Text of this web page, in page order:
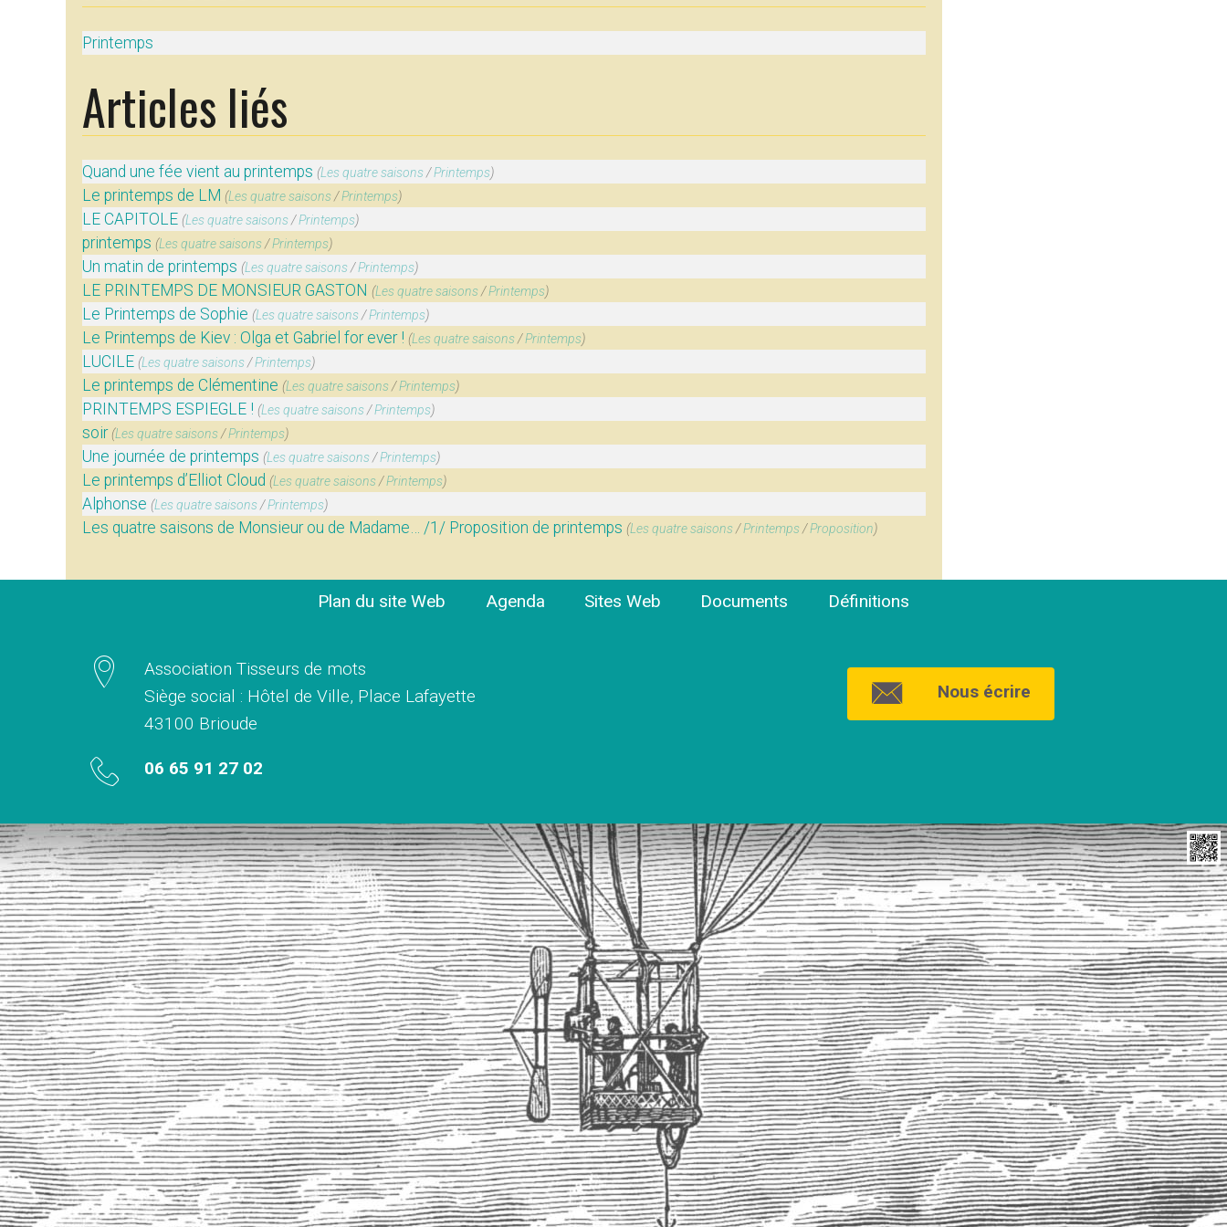
Printemps
Articles liés
Quand une fée vient au printemps (Les quatre saisons/Printemps)
Le printemps de LM (Les quatre saisons/Printemps)
LE CAPITOLE (Les quatre saisons/Printemps)
printemps (Les quatre saisons/Printemps)
Un matin de printemps (Les quatre saisons/Printemps)
LE PRINTEMPS DE MONSIEUR GASTON (Les quatre saisons/Printemps)
Le Printemps de Sophie (Les quatre saisons/Printemps)
Le Printemps de Kiev : Olga et Gabriel for ever ! (Les quatre saisons/Printemps)
LUCILE (Les quatre saisons/Printemps)
Le printemps de Clémentine (Les quatre saisons/Printemps)
PRINTEMPS ESPIEGLE ! (Les quatre saisons/Printemps)
soir (Les quatre saisons/Printemps)
Une journée de printemps (Les quatre saisons/Printemps)
Le printemps d’Elliot Cloud (Les quatre saisons/Printemps)
Alphonse (Les quatre saisons/Printemps)
Les quatre saisons de Monsieur ou de Madame… /1/ Proposition de printemps (Les quatre saisons/Printemps/Proposition)
Plan du site Web Agenda Sites Web Documents Définitions
Association Tisseurs de mots
Siège social : Hôtel de Ville, Place Lafayette
43100 Brioude
06 65 91 27 02
Nous écrire